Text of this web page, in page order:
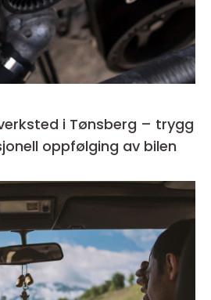
i Tønsberg – trygg
oppfølging av bilen